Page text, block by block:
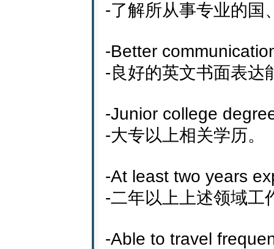
-了解所从事专业的国
-Better
-良好的英文书面表达
-Junior college
-大专以上相关学历。
-At least two years
-二年以上上述领域工
-Able to travel